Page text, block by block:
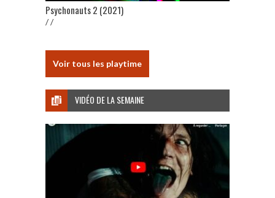
Psychonauts 2 (2021)
/ /
Voir tous les playtime
VIDÉO DE LA SEMAINE